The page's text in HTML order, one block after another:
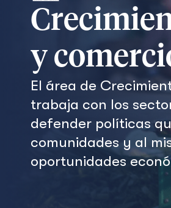
y
El área de
trabaja con los
defender políticas
comunidades y al
oportunidades